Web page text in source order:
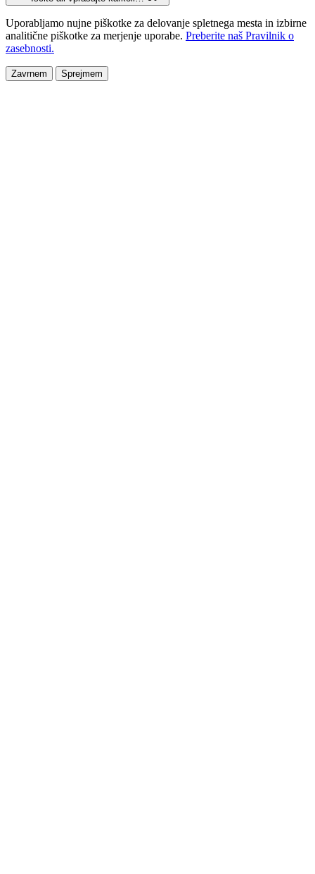
Uporabljamo nujne piškotke za delovanje spletnega mesta in izbirne
analitične piškotke za merjenje uporabe. Preberite naš Pravilnik o
zasebnosti.
Zavrnem Sprejmem